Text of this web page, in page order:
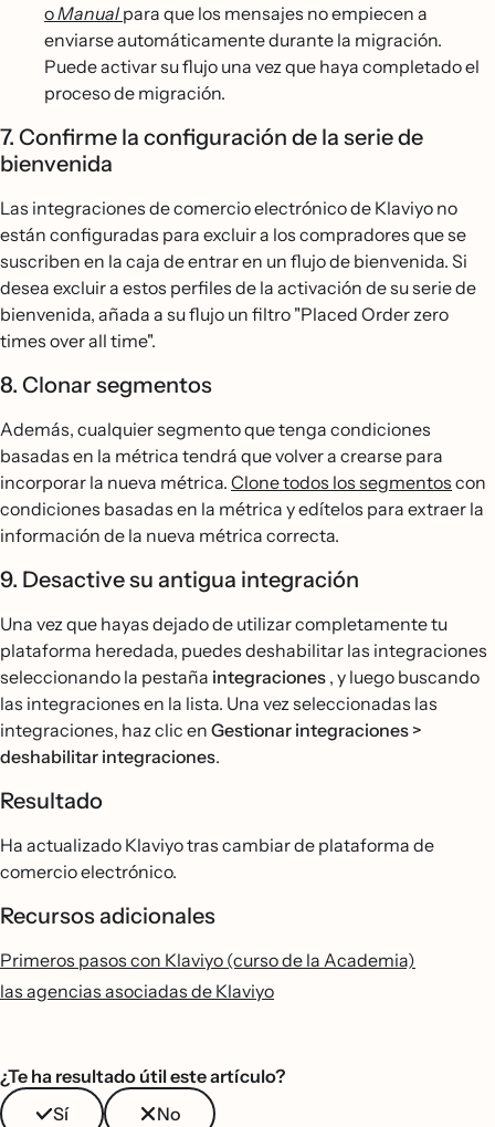
oManualpara que los mensajes no empiecen a
enviarse automáticamente durante la migración.
Puede activar su flujo una vez que haya completado el
proceso de migración.
7. Confirme la configuración de la serie de
bienvenida
Las integraciones de comercio electrónico de Klaviyo no
están configuradas para excluir a los compradores que se
suscriben en la caja de entrar en un flujo de bienvenida. Si
desea excluir a estos perfiles de la activación de su serie de
bienvenida, añada a su flujo un filtro "Placed Order zero
times over all time".
8. Clonar segmentos
Además, cualquier segmento que tenga condiciones
basadas en la métrica tendrá que volver a crearse para
incorporar la nueva métrica. Clone todos los segmentos con
condiciones basadas en la métrica y edítelos para extraer la
información de la nueva métrica correcta.
9. Desactive su antigua integración
Una vez que hayas dejado de utilizar completamente tu
plataforma heredada, puedes deshabilitar las integraciones
seleccionando la pestaña integraciones , y luego buscando
las integraciones en la lista. Una vez seleccionadas las
integraciones, haz clic en Gestionar integraciones >
deshabilitar integraciones.
Resultado
Ha actualizado Klaviyo tras cambiar de plataforma de
comercio electrónico.
Recursos adicionales
Primeros pasos con Klaviyo (curso de la Academia)
las agencias asociadas de Klaviyo
¿Te ha resultado útil este artículo?
Sí
No